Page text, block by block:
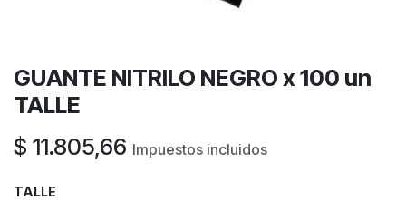
GUANTE NITRILO NEGRO x 100 un
TALLE
$ 11.805,66 Impuestos incluidos
TALLE